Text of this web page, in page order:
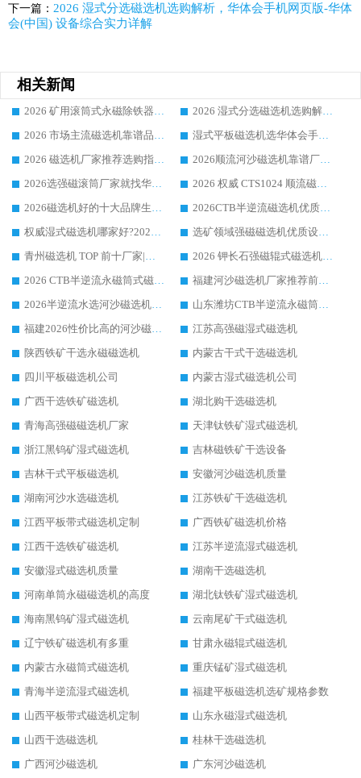
下一篇： 2026 湿式分选磁选机选购解析，华体会手机网页版-华体
会(中国) 设备综合实力详解
相关新闻
2026 矿用滚筒式永磁除铁器厂家榜单 行业实力派源头厂商选购干货指南
2026 湿式分选磁选机选购解析，华体会手机网页版-华体会(中国) 设备综合实力详解
2026 市场主流磁选机靠谱品牌推荐 案例厂家华体会手机网页版-华体会(中国) 大众倾心之选
湿式平板磁选机选华体会手机网页版-华体会(中国) _2026靠谱厂家收获各地客户良好评价
2026 磁选机厂家推荐选购指南，实地走访参考华体会手机网页版-华体会(中国) 合作口碑表现
2026顺流河沙磁选机靠谱厂家推荐 华体会手机网页版-华体会(中国) 实力口碑精选
2026选强磁滚筒厂家就找华体会手机网页版-华体会(中国) _口碑过硬用料扎实_性价比优势突出
2026 权威 CTS1024 顺流磁选机精选生产厂家优质设备推荐
2026磁选机好的十大品牌生产厂家排名|华体会手机网页版-华体会(中国) 凭实力入磅
2026CTB半逆流磁选机优质厂家推荐：华体会手机网页版-华体会(中国) ，行业标杆生产厂家
权威湿式磁选机哪家好?2026 实测榜单出炉，潍坊华体会手机网页版-华体会(中国) 大厂实力领跑
选矿领域强磁磁选机优质设备推荐榜 TOP1：潍坊华体会手机网页版-华体会(中国) 凭实力出圈
青州磁选机 TOP 前十厂家|靠谱品牌怎么选?潍坊华体会手机网页版-华体会(中国) 实力出圈
2026 钾长石强磁辊式磁选机靠谱厂家 TOP 榜：潍坊华体会手机网页版-华体会(中国) 凭硬核实力领跑行业
2026 CTB半逆流永磁筒式磁选机厂家如何选择，选华体会手机网页版-华体会(中国) 原因，硬核实测不踩坑指南
福建河沙磁选机厂家推荐前三，华体会手机网页版-华体会(中国) 磁选机解锁资源利用新路径
2026半逆流水选河沙磁选机生产厂家：解锁河沙分选高效新路径
山东潍坊CTB半逆流永磁筒式河沙磁选机生产厂家如何高效除铁提纯
福建2026性价比高的河沙磁选机生产厂家工作原理(通俗 + 专业双版，适配产品文案/介绍使用)
江苏高强磁湿式磁选机
陕西铁矿干选永磁磁选机
内蒙古干式干选磁选机
四川平板磁选机公司
内蒙古湿式磁选机公司
广西干选铁矿磁选机
湖北购干选磁选机
青海高强磁磁选机厂家
天津钛铁矿湿式磁选机
浙江黑钨矿湿式磁选机
吉林磁铁矿干选设备
吉林干式平板磁选机
安徽河沙磁选机质量
湖南河沙水选磁选机
江苏铁矿干选磁选机
江西平板带式磁选机定制
广西铁矿磁选机价格
江西干选铁矿磁选机
江苏半逆流湿式磁选机
安徽湿式磁选机质量
湖南干选磁选机
河南单筒永磁磁选机的高度
湖北钛铁矿湿式磁选机
海南黑钨矿湿式磁选机
云南尾矿干式磁选机
辽宁铁矿磁选机有多重
甘肃永磁辊式磁选机
内蒙古永磁筒式磁选机
重庆锰矿湿式磁选机
青海半逆流湿式磁选机
福建平板磁选机选矿规格参数
山西平板带式磁选机定制
山东永磁湿式磁选机
山西干选磁选机
桂林干选磁选机
广西河沙磁选机
广东河沙磁选机